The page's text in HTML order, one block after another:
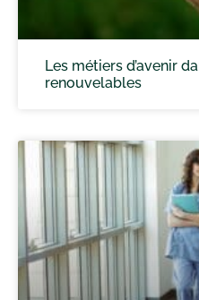
Les métiers d’avenir
renouvelables